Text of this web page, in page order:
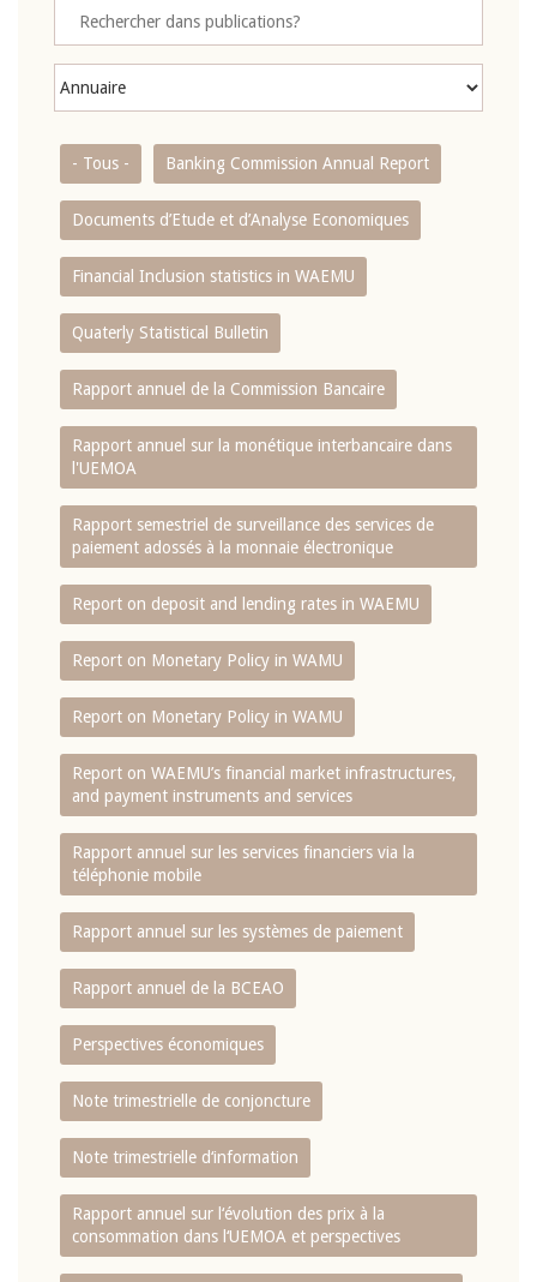
- Tous - Banking Commission Annual Report
Documents d’Etude et d’Analyse Economiques
Financial Inclusion statistics in WAEMU
Quaterly Statistical Bulletin
Rapport annuel de la Commission Bancaire
Rapport annuel sur la monétique interbancaire dans
l'UEMOA
Rapport semestriel de surveillance des services de
paiement adossés à la monnaie électronique
Report on deposit and lending rates in WAEMU
Report on Monetary Policy in WAMU
Report on Monetary Policy in WAMU
Report on WAEMU’s financial market infrastructures,
and payment instruments and services
Rapport annuel sur les services financiers via la
téléphonie mobile
Rapport annuel sur les systèmes de paiement
Rapport annuel de la BCEAO
Perspectives économiques
Note trimestrielle de conjoncture
Note trimestrielle d‘information
Rapport annuel sur l‘évolution des prix à la
consommation dans l‘UEMOA et perspectives